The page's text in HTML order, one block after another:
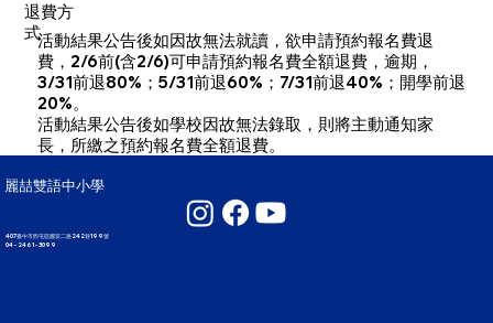
退費方
式​活動結果公告後如因故無法就讀，欲申請預約報名費退
費，2/6前(含2/6)可申請預約報名費全額退費，逾期，
3/31前退80%；5/31前退60%；7/31前退40%；開學前退
20%。
活動結果公告後如學校因故無法錄取，則將主動通知家
長，所繳之預約報名費全額退費。
麗喆雙語中小學
407臺中市西屯區國安二路242巷199號
04 - 2461 - 3099